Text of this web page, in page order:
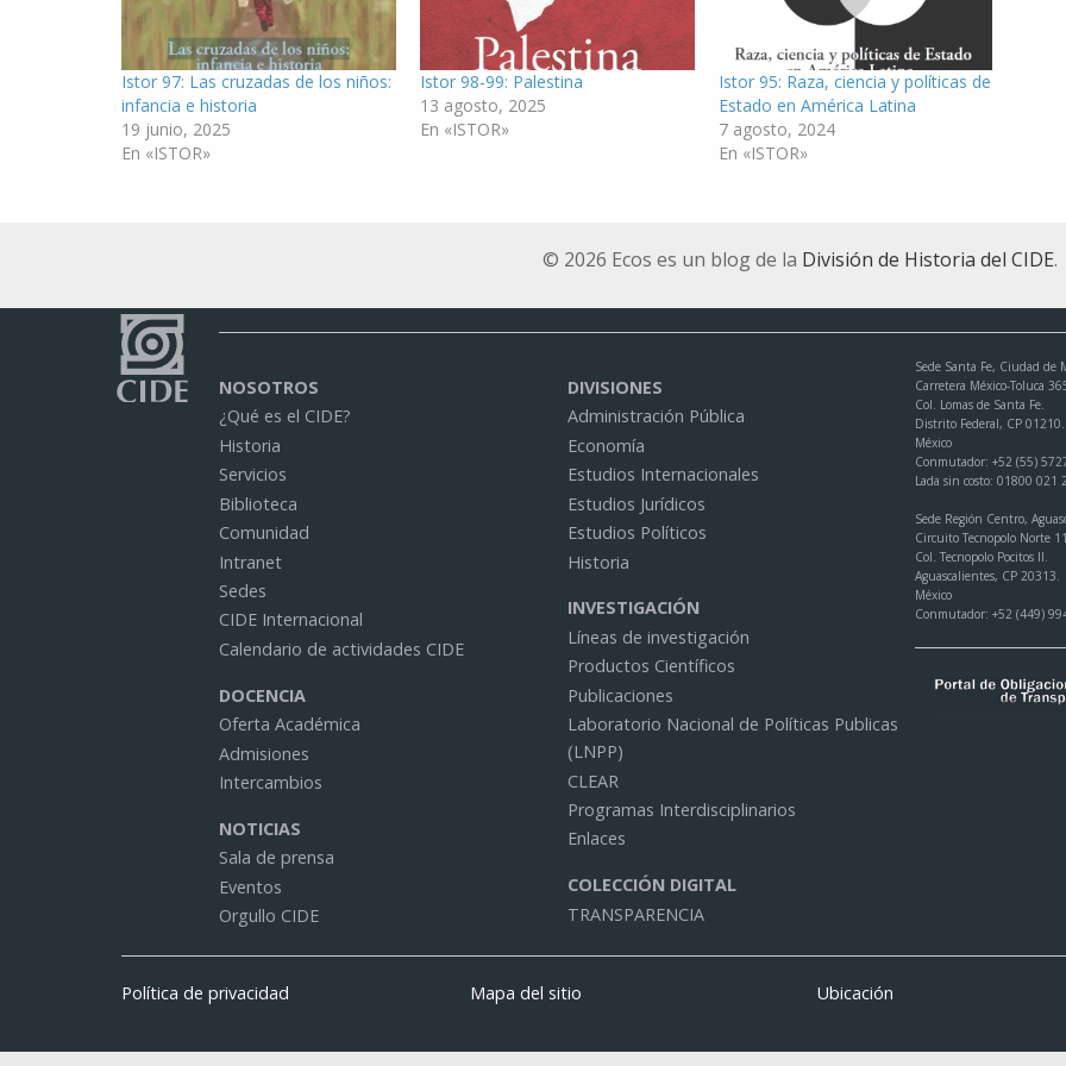
Istor 97: Las cruzadas de los niños:
infancia e historia
19 junio, 2025
En «ISTOR»
Istor 98-99: Palestina
13 agosto, 2025
En «ISTOR»
Istor 95: Raza, ciencia y políticas de
Estado en América Latina
7 agosto, 2024
En «ISTOR»
© 2026 Ecos es un blog de la División de Historia del CIDE.
NOSOTROS
¿Qué es el CIDE?
Historia
Servicios
Biblioteca
Comunidad
Intranet
Sedes
CIDE Internacional
Calendario de actividades CIDE
DOCENCIA
Oferta Académica
Admisiones
Intercambios
NOTICIAS
Sala de prensa
Eventos
Orgullo CIDE
DIVISIONES
Administración Pública
Economía
Estudios Internacionales
Estudios Jurídicos
Estudios Políticos
Historia
INVESTIGACIÓN
Líneas de investigación
Productos Científicos
Publicaciones
Laboratorio Nacional de Políticas Publicas
(LNPP)
CLEAR
Programas Interdisciplinarios
Enlaces
COLECCIÓN DIGITAL
TRANSPARENCIA
Sede Santa Fe, Ciudad de
Carretera México-Toluca
Col. Lomas de Santa Fe.
Distrito Federal, CP 01210.
México
Conmutador: +52 (55)
Lada sin costo: 01800 021
Sede Región Centro,
Circuito Tecnopolo Norte
Col. Tecnopolo Pocitos II.
Aguascalientes, CP 20313.
México
Conmutador: +52 (449)
Política de privacidad Mapa del sitio Ubicación